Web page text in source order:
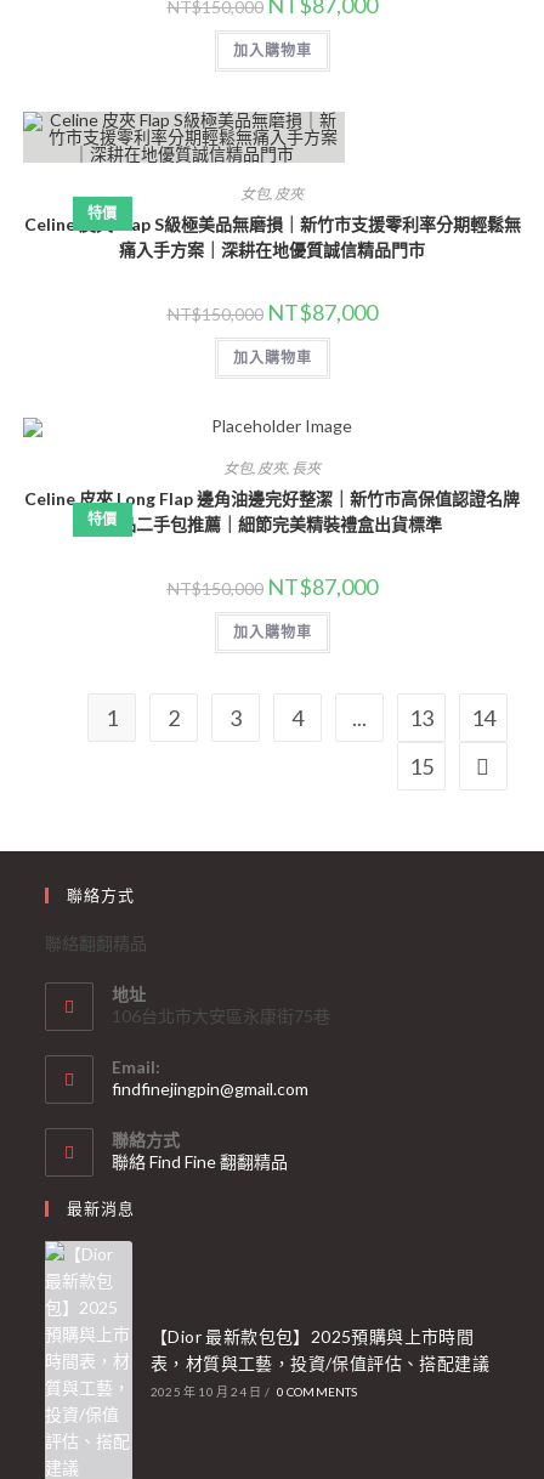
NT$150,000
加入購物車
特價
女包, 皮夾
Celine 皮夾 Flap S級極美品無磨損｜新竹市支援零利率分期輕鬆無
痛入手方案｜深耕在地優質誠信精品門市
NT$150,000 NT$87,000
加入購物車
特價
女包, 皮夾, 長夾
Celine 皮夾 Long Flap 邊角油邊完好整潔｜新竹市高保值認證名牌
精品二手包推薦｜細節完美精裝禮盒出貨標準
NT$150,000 NT$87,000
加入購物車
1 2 3 4 ... 13
14
15
聯絡方式
聯絡翻翻精品
地址
106台北市大安區永康街75巷
Email:
findfinejingpin@gmail.com
聯絡方式
聯絡 Find Fine 翻翻精品
最新消息
【Dior 最新款包包】2025預購與上市時間
表，材質與工藝，投資/保值評估、搭配建議
2025 年 10 月 24 日 / 0 COMMENTS